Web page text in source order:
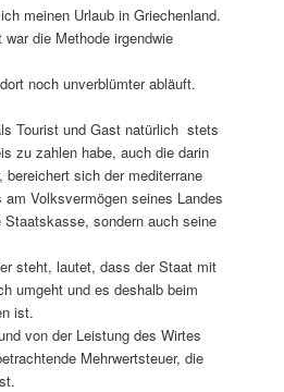
meinen Urlaub in Griechenland.
die Methode irgendwie
noch unverblümter abläuft.
Tourist und Gast natürlich stets
zu zahlen habe, auch die darin
bereichert sich der mediterrane
Volksvermögen seines Landes
sondern auch seine
steht, lautet, dass der Staat mit
umgeht und es deshalb beim
ist.
von der Leistung des Wirtes
Mehrwertsteuer, die